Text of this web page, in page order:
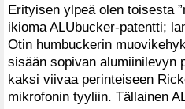
Erityisen ylpeä olen toisesta
ikioma ALUbucker-patentti;
Otin humbuckerin
sisään sopivan alumiinilevyn
kaksi viivaa perinteiseen
mikrofonin tyyliin. Tällainen